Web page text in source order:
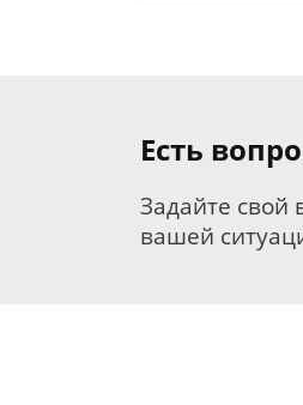
Есть
Задайте свой
вашей